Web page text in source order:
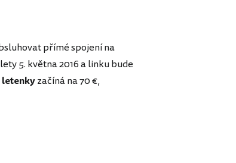
přímé spojení na
5. května 2016 a linku bude
začíná na 70 €,